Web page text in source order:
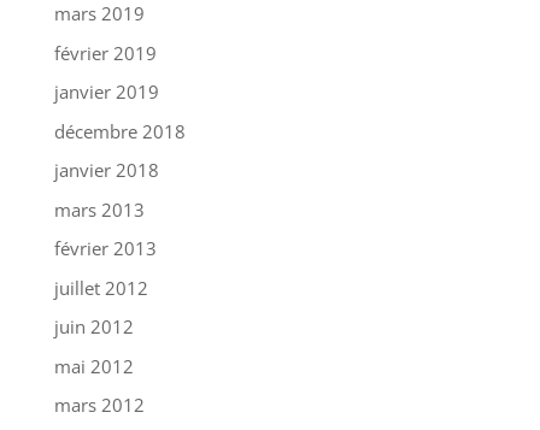
mars 2019
février 2019
janvier 2019
décembre 2018
janvier 2018
mars 2013
février 2013
juillet 2012
juin 2012
mai 2012
mars 2012